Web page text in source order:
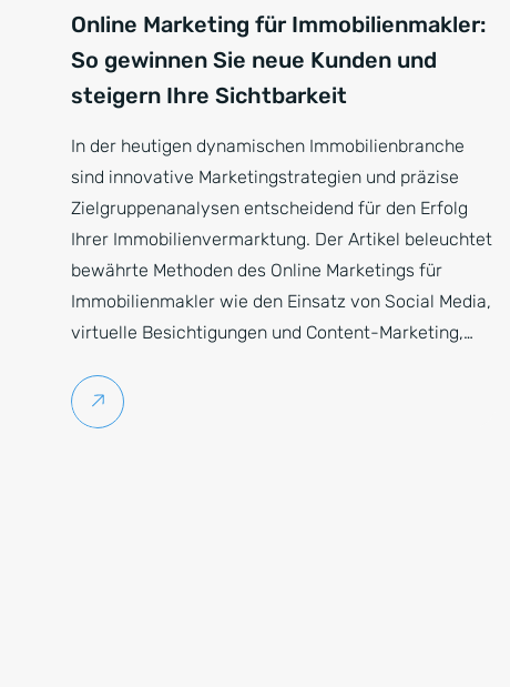
Online Marketing für Immobilienmakler:
So gewinnen Sie neue Kunden und
steigern Ihre Sichtbarkeit
In der heutigen dynamischen Immobilienbranche
sind innovative Marketingstrategien und präzise
Zielgruppenanalysen entscheidend für den Erfolg
Ihrer Immobilienvermarktung. Der Artikel beleuchtet
bewährte Methoden des Online Marketings für
Immobilienmakler wie den Einsatz von Social Media,
virtuelle Besichtigungen und Content-Marketing,…
Weiterlesen